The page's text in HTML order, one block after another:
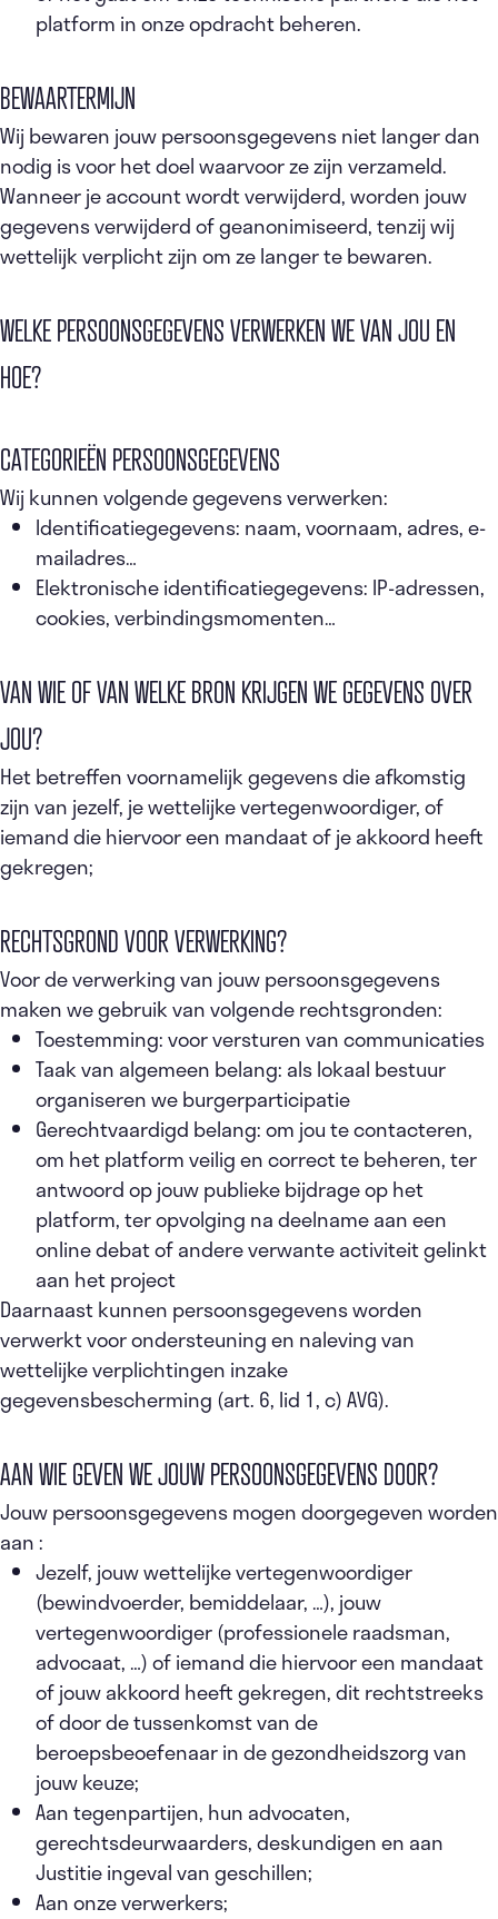
platform in onze opdracht beheren.
BEWAARTERMIJN
Wij bewaren jouw persoonsgegevens niet langer dan
nodig is voor het doel waarvoor ze zijn verzameld.
Wanneer je account wordt verwijderd, worden jouw
gegevens verwijderd of geanonimiseerd, tenzij wij
wettelijk verplicht zijn om ze langer te bewaren.
WELKE PERSOONSGEGEVENS VERWERKEN WE VAN JOU EN
HOE?
CATEGORIEËN PERSOONSGEGEVENS
Wij kunnen volgende gegevens verwerken:
Identificatiegegevens: naam, voornaam, adres, e-
mailadres…
Elektronische identificatiegegevens: IP-adressen,
cookies, verbindingsmomenten…
VAN WIE OF VAN WELKE BRON KRIJGEN WE GEGEVENS OVER
JOU?
Het betreffen voornamelijk gegevens die afkomstig
zijn van jezelf, je wettelijke vertegenwoordiger, of
iemand die hiervoor een mandaat of je akkoord heeft
gekregen;
RECHTSGROND VOOR VERWERKING?
Voor de verwerking van jouw persoonsgegevens
maken we gebruik van volgende rechtsgronden:
Toestemming: voor versturen van communicaties
Taak van algemeen belang: als lokaal bestuur
organiseren we burgerparticipatie
Gerechtvaardigd belang: om jou te contacteren,
om het platform veilig en correct te beheren, ter
antwoord op jouw publieke bijdrage op het
platform, ter opvolging na deelname aan een
online debat of andere verwante activiteit gelinkt
aan het project
Daarnaast kunnen persoonsgegevens worden
verwerkt voor ondersteuning en naleving van
wettelijke verplichtingen inzake
gegevensbescherming (art. 6, lid 1, c) AVG).
AAN WIE GEVEN WE JOUW PERSOONSGEGEVENS DOOR?
Jouw persoonsgegevens mogen doorgegeven worden
aan :
Jezelf, jouw wettelijke vertegenwoordiger
(bewindvoerder, bemiddelaar, …), jouw
vertegenwoordiger (professionele raadsman,
advocaat, …) of iemand die hiervoor een mandaat
of jouw akkoord heeft gekregen, dit rechtstreeks
of door de tussenkomst van de
beroepsbeoefenaar in de gezondheidszorg van
jouw keuze;
Aan tegenpartijen, hun advocaten,
gerechtsdeurwaarders, deskundigen en aan
Justitie ingeval van geschillen;
Aan onze verwerkers;